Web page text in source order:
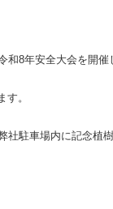
和8年安全大会を開催
。
社駐車場内に記念植